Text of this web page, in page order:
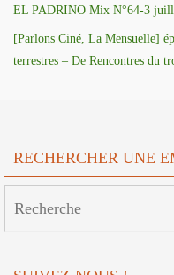
EL PADRINO Mix N°64-3
[Parlons Ciné, La Mensuelle]
terrestres – De Rencontres du
RECHERCHER UNE